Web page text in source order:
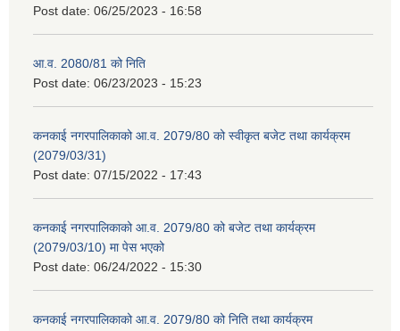
Post date: 06/25/2023 - 16:58
आ.व. 2080/81 को निति
Post date: 06/23/2023 - 15:23
कनकाई नगरपालिकाको आ.व. 2079/80 को स्वीकृत बजेट तथा कार्यक्रम
(2079/03/31)
Post date: 07/15/2022 - 17:43
कनकाई नगरपालिकाको आ.व. 2079/80 को बजेट तथा कार्यक्रम
(2079/03/10) मा पेस भएको
Post date: 06/24/2022 - 15:30
कनकाई नगरपालिकाको आ.व. 2079/80 को निति तथा कार्यक्रम